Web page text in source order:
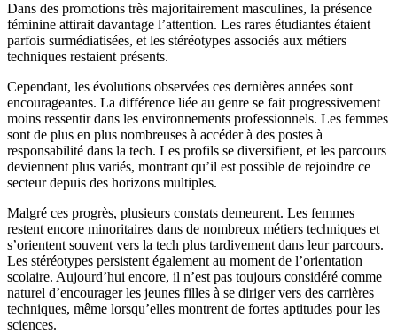
Dans des promotions très majoritairement masculines, la présence
féminine attirait davantage l’attention. Les rares étudiantes étaient
parfois surmédiatisées, et les stéréotypes associés aux métiers
techniques restaient présents.
Cependant, les évolutions observées ces dernières années sont
encourageantes. La différence liée au genre se fait progressivement
moins ressentir dans les environnements professionnels. Les femmes
sont de plus en plus nombreuses à accéder à des postes à
responsabilité dans la tech. Les profils se diversifient, et les parcours
deviennent plus variés, montrant qu’il est possible de rejoindre ce
secteur depuis des horizons multiples.
Malgré ces progrès, plusieurs constats demeurent. Les femmes
restent encore minoritaires dans de nombreux métiers techniques et
s’orientent souvent vers la tech plus tardivement dans leur parcours.
Les stéréotypes persistent également au moment de l’orientation
scolaire. Aujourd’hui encore, il n’est pas toujours considéré comme
naturel d’encourager les jeunes filles à se diriger vers des carrières
techniques, même lorsqu’elles montrent de fortes aptitudes pour les
sciences.